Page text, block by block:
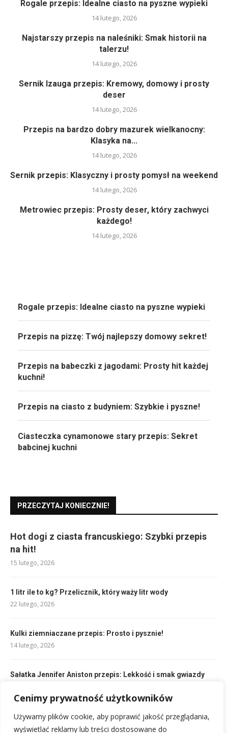
Cenimy prywatność użytkowników
Używamy plików cookie, aby poprawić jakość przeglądania,
wyświetlać reklamy lub treści dostosowane do
Rogale przepis: Idealne ciasto na pyszne wypieki
14 lutego, 2026
Najstarszy przepis na naleśniki: Smak historii na
talerzu!
14 lutego, 2026
Sernik Izauga przepis: Kremowy, domowy i prosty
deser
14 lutego, 2026
Przepis na bardzo dobry mazurek wielkanocny:
Klasyka na...
14 lutego, 2026
Sernik przepis: Klasyczny i prosty pomysł na weekend
14 lutego, 2026
Metrowiec przepis: Prosty deser, który zachwyci
każdego!
14 lutego, 2026
Rogale przepis: Idealne ciasto na pyszne wypieki
Przepis na pizzę: Twój najlepszy domowy sekret!
Przepis na babeczki z jagodami: Prosty hit każdej
kuchni!
Przepis na ciasto z budyniem: Szybkie i pyszne!
Ciasteczka cynamonowe stary przepis: Sekret
babcinej kuchni
PRZECZYTAJ KONIECZNIE!
Hot dogi z ciasta francuskiego: Szybki przepis
na hit!
15 lutego, 2026
1 litr ile to kg? Przelicznik, który waży litr wody
22 lutego, 2026
Kulki ziemniaczane przepis: Prosto i pysznie!
14 lutego, 2026
Sałatka Jennifer Aniston przepis: Lekkość i smak gwiazdy
Chleb na maślance przepis: Idealny dla każdego miłośnika
wypieków